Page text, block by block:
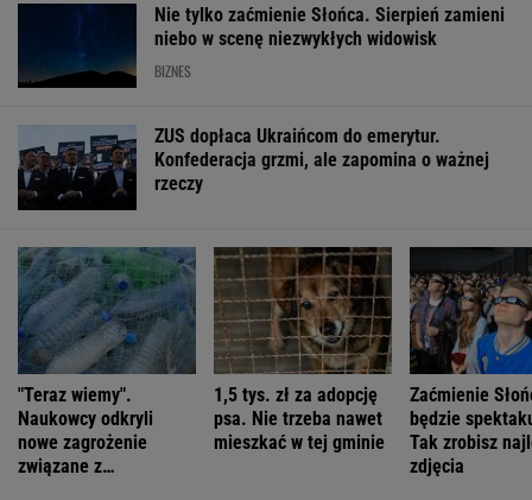
Nie tylko zaćmienie Słońca. Sierpień zamieni
niebo w scenę niezwykłych widowisk
BIZNES
ZUS dopłaca Ukraińcom do emerytur.
Konfederacja grzmi, ale zapomina o ważnej
rzeczy
"Teraz wiemy".
Naukowcy odkryli
nowe zagrożenie
związane z
1,5 tys. zł za adopcję
psa. Nie trzeba nawet
mieszkać w tej gminie
Zaćmienie
będzie
Tak zrobisz
zdjęcia